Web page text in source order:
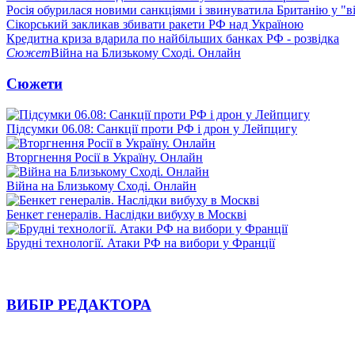
Росія обурилася новими санкціями і звинуватила Британію у
Сікорський закликав збивати ракети РФ над Україною
Кредитна криза вдарила по найбільших банках РФ - розвідка
СюжетВійна на Близькому Сході. Онлайн
Сюжети
Підсумки 06.08: Санкції проти РФ і дрон у Лейпцигу
Вторгнення Росії в Україну. Онлайн
Війна на Близькому Сході. Онлайн
Бенкет генералів. Наслідки вибуху в Москві
Брудні технології. Атаки РФ на вибори у Франції
ВИБІР РЕДАКТОРА